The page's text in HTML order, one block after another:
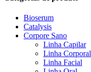
Bioserum
Catalysis
Corpore Sano
Linha Capilar
Linha Corporal
Linha Facial